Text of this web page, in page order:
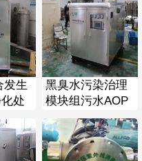
发生
处
氧
块
黑臭水污染治理
模块组污水AOP
氧气源臭氧紫外
混合 氧化装置